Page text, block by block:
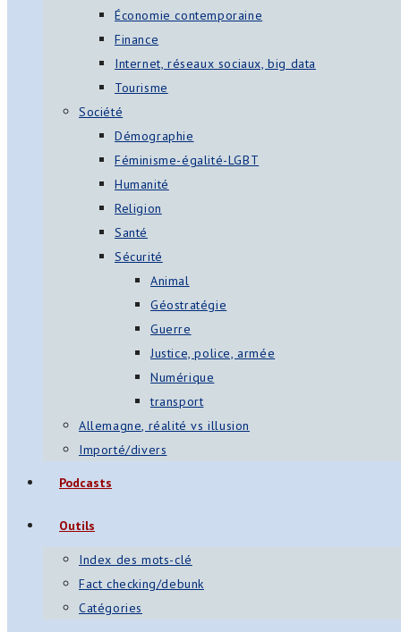
Économie contemporaine
Finance
Internet, réseaux sociaux, big data
Tourisme
Société
Démographie
Féminisme-égalité-LGBT
Humanité
Religion
Santé
Sécurité
Animal
Géostratégie
Guerre
Justice, police, armée
Numérique
transport
Allemagne, réalité vs illusion
Importé/divers
Podcasts
Outils
Index des mots-clé
Fact checking/debunk
Catégories